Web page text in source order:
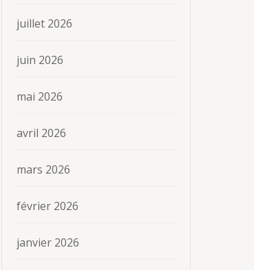
juillet 2026
juin 2026
mai 2026
avril 2026
mars 2026
février 2026
janvier 2026